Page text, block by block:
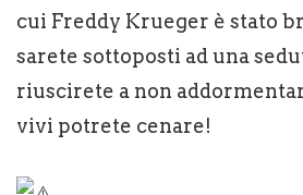
cui Freddy Krueger è stato
sarete sottoposti ad una
riuscirete a non
vivi potrete cenare!